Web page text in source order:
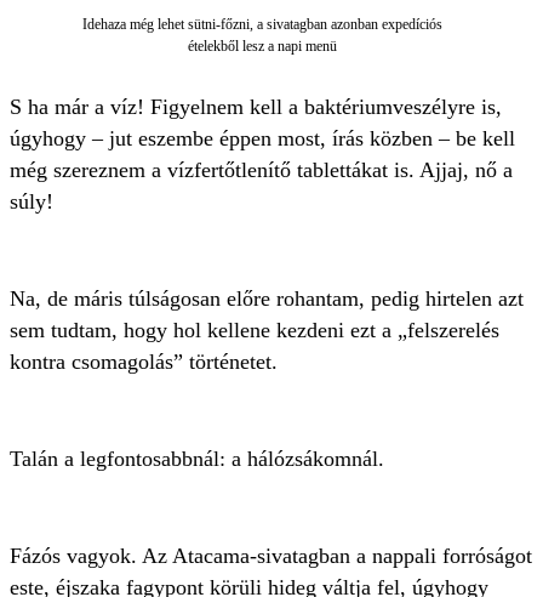
Idehaza még lehet sütni-főzni, a sivatagban azonban expedíciós
ételekből lesz a napi menü
S ha már a víz! Figyelnem kell a baktériumveszélyre is,
úgyhogy – jut eszembe éppen most, írás közben – be kell
még szereznem a vízfertőtlenítő tablettákat is. Ajjaj, nő a
súly!
Na, de máris túlságosan előre rohantam, pedig hirtelen azt
sem tudtam, hogy hol kellene kezdeni ezt a „felszerelés
kontra csomagolás” történetet.
Talán a legfontosabbnál: a hálózsákomnál.
Fázós vagyok. Az Atacama-sivatagban a nappali forróságot
este, éjszaka fagypont körüli hideg váltja fel, úgyhogy